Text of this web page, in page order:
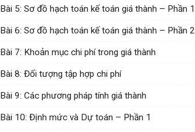
Bài 5: Sơ đồ hạch toán kế toán giá thành – Phần 1
Bài 6: Sơ đồ hạch toán kế toán giá thành – Phần 2
Bài 7: Khoản mục chi phí trong giá thành
Bài 8: Đối tượng tập hợp chi phí
Bài 9: Các phương pháp tính giá thành
Bài 10: Định mức và Dự toán – Phần 1